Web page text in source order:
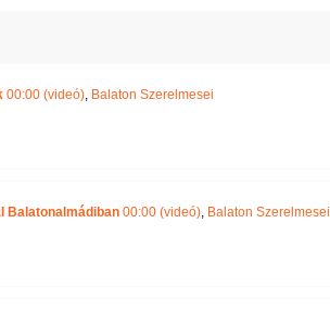
00:00 (videó), Balaton Szerelmesei
Balatonalmádiban 00:00 (videó), Balaton Szerelmesei